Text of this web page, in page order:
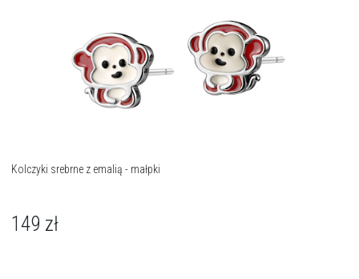
Kolczyki srebrne z emalią - małpki
149 zł